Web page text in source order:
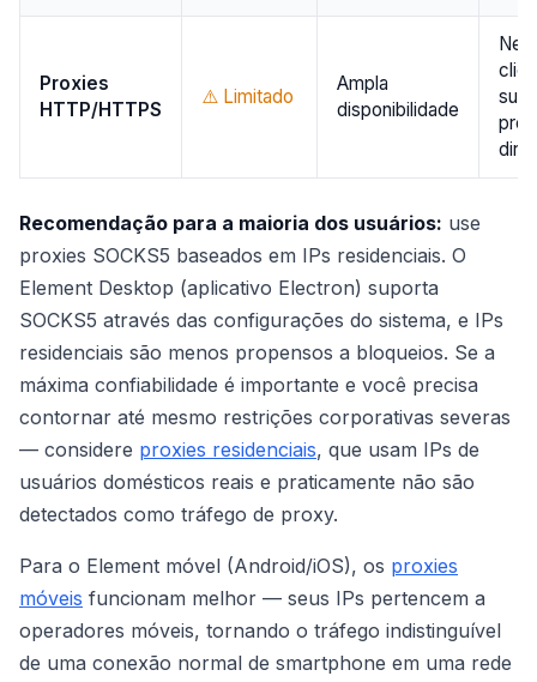
Proxies
HTTP/HTTPS
⚠️ Limitado
Ampla
disponibilidade
Recomendação para a maioria dos usuários: use
proxies SOCKS5 baseados em IPs residenciais. O
Element Desktop (aplicativo Electron) suporta
SOCKS5 através das configurações do sistema, e IPs
residenciais são menos propensos a bloqueios. Se a
máxima confiabilidade é importante e você precisa
contornar até mesmo restrições corporativas severas
— considere proxies residenciais, que usam IPs de
usuários domésticos reais e praticamente não são
detectados como tráfego de proxy.
Para o Element móvel (Android/iOS), os proxies
móveis funcionam melhor — seus IPs pertencem a
operadores móveis, tornando o tráfego indistinguível
de uma conexão normal de smartphone em uma rede